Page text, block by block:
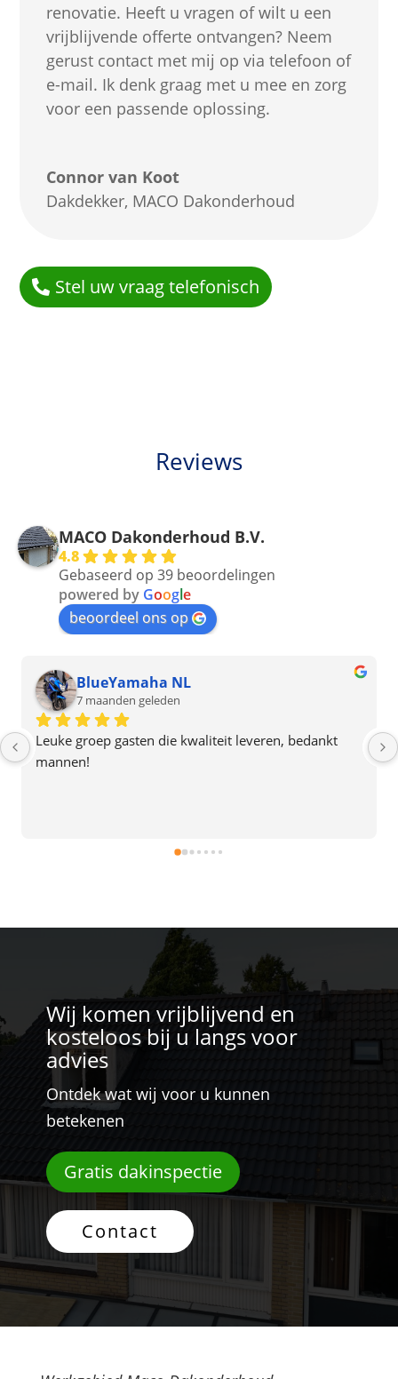
renovatie. Heeft u vragen of wilt u een
vrijblijvende offerte ontvangen? Neem
gerust contact met mij op via telefoon of
e-mail. Ik denk graag met u mee en zorg
voor een passende oplossing.
Connor van Koot
Dakdekker, MACO Dakonderhoud
Stel uw vraag telefonisch
Reviews
MACO Dakonderhoud B.V.
4.8
Gebaseerd op 39 beoordelingen
powered by Google
beoordeel ons op
Tim van Motman
9 maanden geleden
Zeer tevreden over de renovatie van ons pannendak
(incl. dakkapel en schoorsteen renovatie). Heldere
ook de indruk plezier in hun werk te hebben. Een
Wij komen vrijblijvend en
kosteloos bij u langs voor
advies
Ontdek wat wij voor u kunnen
betekenen
Gratis dakinspectie
Contact